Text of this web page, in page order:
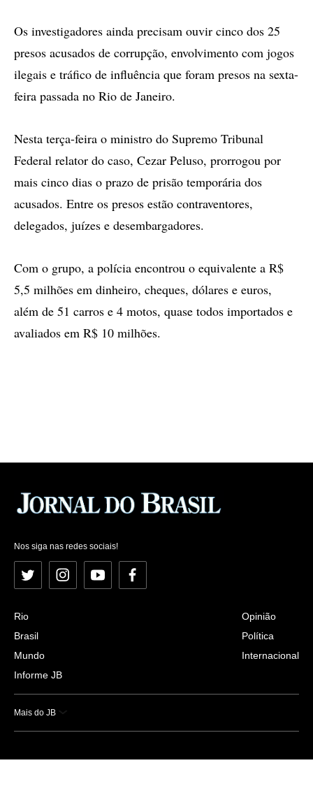
Os investigadores ainda precisam ouvir cinco dos 25
presos acusados de corrupção, envolvimento com jogos
ilegais e tráfico de influência que foram presos na sexta-
feira passada no Rio de Janeiro.
Nesta terça-feira o ministro do Supremo Tribunal
Federal relator do caso, Cezar Peluso, prorrogou por
mais cinco dias o prazo de prisão temporária dos
acusados. Entre os presos estão contraventores,
delegados, juízes e desembargadores.
Com o grupo, a polícia encontrou o equivalente a R$
5,5 milhões em dinheiro, cheques, dólares e euros,
além de 51 carros e 4 motos, quase todos importados e
avaliados em R$ 10 milhões.
Nos siga nas redes sociais!
Twitter InstagramYouTubeFacebook
Rio
Brasil
Mundo
Informe JB
Opinião
Política
Internacional
Mais do JB
Esportes